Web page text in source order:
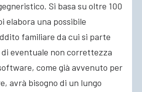
Si basa su oltre 100
elabora una possibile
familiare da cui si parte
di eventuale non correttezza
come già avvenuto per
avrà bisogno di un lungo